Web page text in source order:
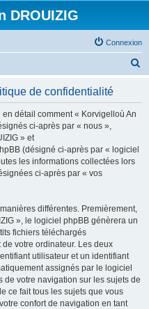
DROUIZIG
Connexion
de confidentialité
détail comment « Korvigelloù An
ci-après par « nous »,
» et
(désigné ci-après par « logiciel
les informations collectées lors
ci-après par « vos
différentes. Premièrement,
», le logiciel phpBB génèrera un
fichiers téléchargés
votre ordinateur. Les deux
utilisateur et un identifiant
assignés par le logiciel
de votre navigation sur les sujets de
ce fait tous les sujets que vous
confort de navigation en tant